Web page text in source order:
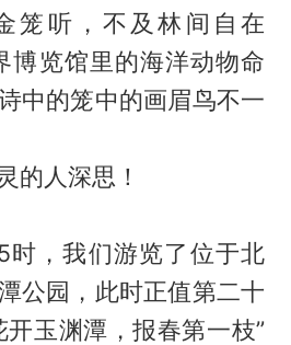
笼听，不及林间自在
博览馆里的海洋动物命
中的笼中的画眉鸟不一
的人深思！
时，我们游览了位于北
公园，此时正值第二十
开玉渊潭，报春第一枝”